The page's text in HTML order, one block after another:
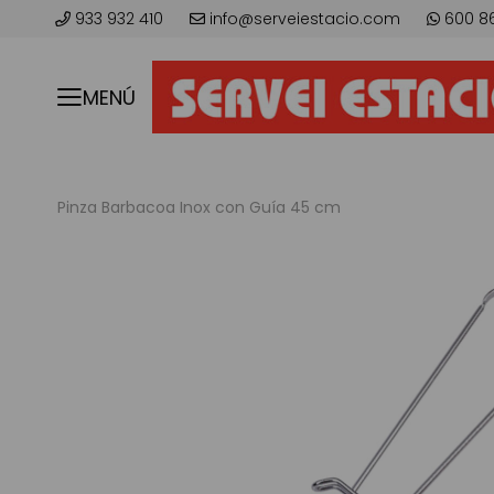
933 932 410 info@serveiestacio.com 600
MENÚ
Pinza Barbacoa Inox con Guía 45 cm